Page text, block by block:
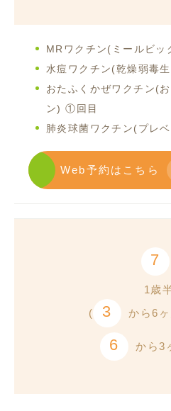
MRワクチン(ミールビ
水痘ワクチン(乾燥弱毒
おたふくかぜワクチン(
ン) ①回目
肺炎球菌ワクチン(プレ
Web予約はこちら
7
1歳
(
3 から6
6 から3